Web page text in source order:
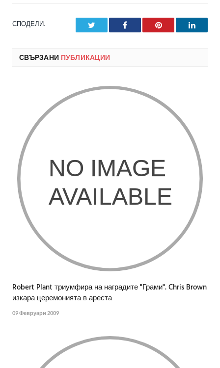
СПОДЕЛИ. Facebook Pinterest
СВЪРЗАНИ ПУБЛИКАЦИИ
Robert Plant триумфира на наградите "Грами". Chris Brown
изкара церемонията в ареста
09 Февруари 2009